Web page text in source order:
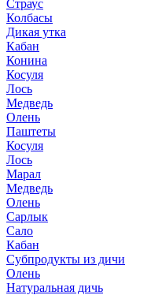
Страус
Колбасы
Дикая утка
Кабан
Конина
Косуля
Лось
Медведь
Олень
Паштеты
Косуля
Лось
Марал
Медведь
Олень
Сарлык
Сало
Кабан
Субпродукты из дичи
Олень
Натуральная дичь